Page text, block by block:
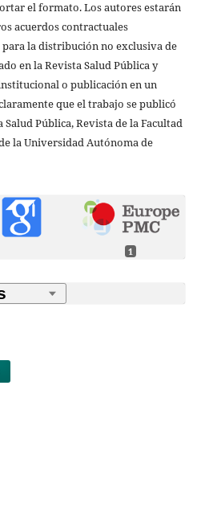
el formato. Los autores estarán
acuerdos contractuales
la distribución no exclusiva de
en la Revista Salud Pública y
o publicación en un
que el trabajo se publicó
Pública, Revista de la Facultad
la Universidad Autónoma de
1